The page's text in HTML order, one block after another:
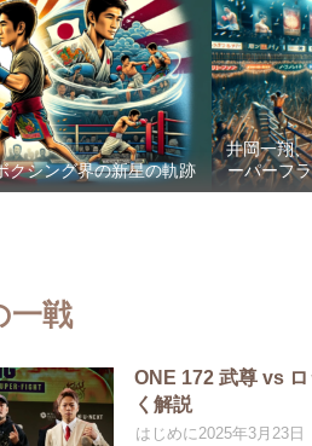
クシング界の新星の軌跡
井岡一翔
ーパーフ
一戦
ONE 172 武尊 vs
く解説
はじめに2025年3月23